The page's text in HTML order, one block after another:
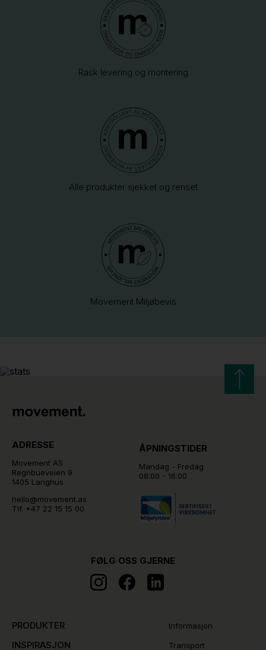
Rask levering og montering
Alle produkter sjekket og renset
Movement Miljøbevis
ADRESSE
Movement AS
Regnbueveien 9
1405 Langhus
hello@movement.as
Tlf. +47 22 15 15 00
ÅPNINGSTIDER
Mandag - Fredag
08:00 - 16:00
PRODUKTER
INSPIRASJON
Informasjon
Transport
FØLG OSS GJERNE